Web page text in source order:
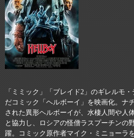
「ミミック」「ブレイド2」のギレルモ
だコミック「ヘルボーイ」を映画化。ナ
された異形ヘルボーイが、水棲人間や人
と協力し、ロシアの怪僧ラスプーチンの
躍。コミック原作者マイク・ミニョーラ